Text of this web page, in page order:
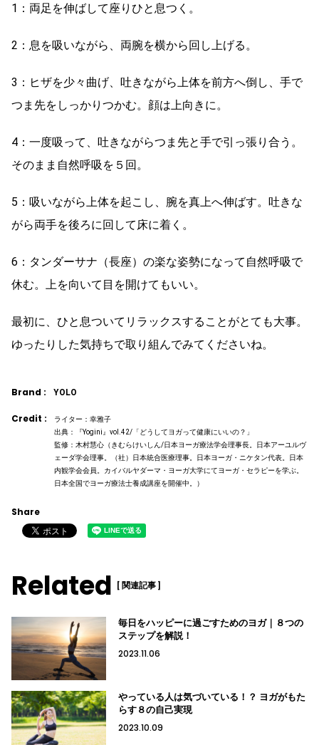
1：両足を伸ばして座りひと息つく。
2：息を吸いながら、両腕を横から回し上げる。
3：ヒザを少々曲げ、吐きながら上体を前方へ倒し、手で
つま先をしっかりつかむ。顔は上向きに。
4：一度吸って、吐きながらつま先と手で引っ張り合う。
そのまま自然呼吸を５回。
5：吸いながら上体を起こし、腕を真上へ伸ばす。吐きな
がら両手を後ろに回して床に着く。
6：タンダーサナ（長座）の楽な姿勢になって自然呼吸で
休む。上を向いて目を開けてもいい。
最初に、ひと息ついてリラックスすることがとても大事。
ゆったりした気持ちで取り組んでみてくださいね。
Brand : YOLO
Credit :
ライター：幸雅子
出典：『Yogini』vol.42/「どうしてヨガって健康にいいの？」
監修：木村慧心（きむらけいしん/日本ヨーガ療法学会理事長。日本アーユルヴ
ェーダ学会理事。（社）日本統合医療理事。日本ヨーガ・ニケタン代表。日本
内観学会会員。カイバルヤダーマ・ヨーガ大学にてヨーガ・セラピーを学ぶ。
日本全国でヨーガ療法士養成講座を開催中。）
Share
Related [ 関連記事 ]
毎日をハッピーに過ごすためのヨガ｜８つの
ステップを解説！
2023.11.06
やっている人は気づいている！？ ヨガがもた
らす８の自己実現
2023.10.09